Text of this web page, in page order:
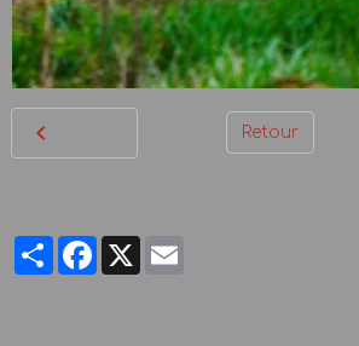
Retour
PartagerFacebook
X